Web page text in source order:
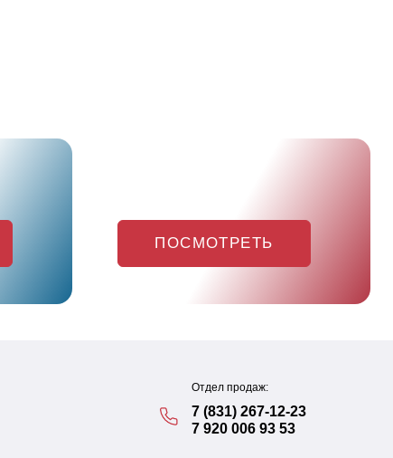
ПОСМОТРЕТЬ
Отдел продаж:
7 (831) 267-12-23
7 920 006 93 53